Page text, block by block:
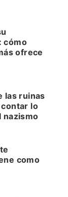
cómo
ofrece
las ruinas
contar lo
nazismo
como